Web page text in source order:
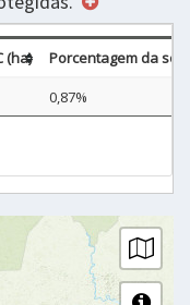
(ha)
Porcentagem da
0,87%